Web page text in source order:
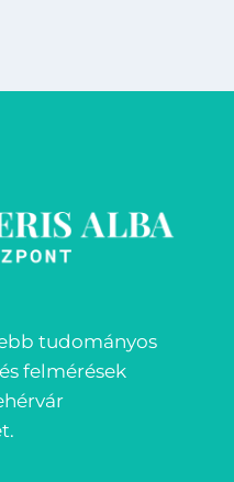
tudományos
felmérések